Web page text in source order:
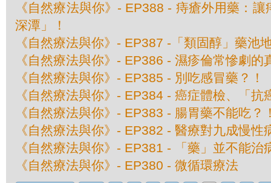
《自然療法與你》- EP388 - 痔瘡外用藥：
深潭」！
《自然療法與你》- EP387 -「類固醇」藥池
《自然療法與你》- EP386 - 濕疹倫常慘劇的
《自然療法與你》- EP385 - 別吃感冒藥？！
《自然療法與你》- EP384 - 癌症體檢、「
《自然療法與你》- EP383 - 腸胃藥不能吃？
《自然療法與你》- EP382 - 醫療對九成慢性
《自然療法與你》- EP381 - 「藥」並不能治
《自然療法與你》- EP380 - 微循環療法